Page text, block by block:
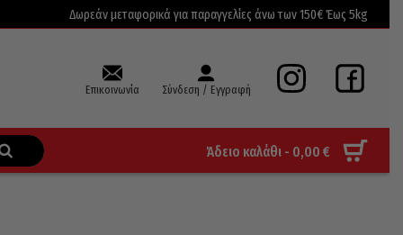
Δωρεάν μεταφορικά για παραγγελίες άνω των 150€ Έως 5kg
Επικοινωνία Σύνδεση / Εγγραφή
Άδειο καλάθι - 0,00 €